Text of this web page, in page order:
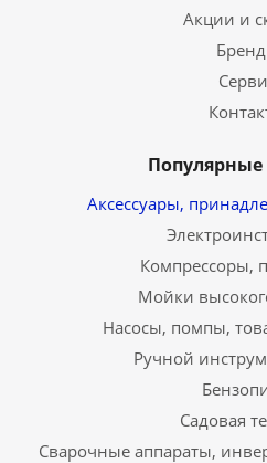
Акции и
Аксессуары,
Компрессоры,
Мойки
Насосы, помпы,
Ручной
Садовая
Сварочные аппараты,